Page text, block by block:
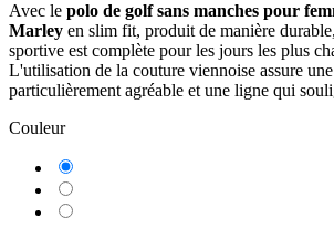
Avec le polo de golf sans manches pour
Marley en slim fit, produit de manière
sportive est complète pour les jours les plus
L'utilisation de la couture viennoise assure
particulièrement agréable et une ligne qui
Couleur